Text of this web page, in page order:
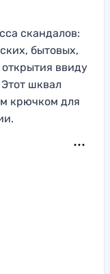
скандалов:
бытовых,
ввиду
шквал
крючком для